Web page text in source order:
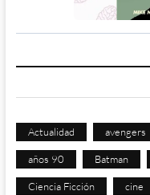
Actualidad avengers
años 90 Batman
Ciencia Ficción cine